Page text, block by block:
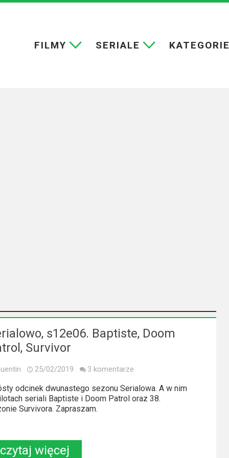
FILMY SERIALE
s12e06. Baptiste, Doom
Survivor
25/02/2019 3 komentarze
odcinek dwunastego sezonu Serialowa. A w nim
seriali Baptiste i Doom Patrol oraz 38.
Survivora. Zapraszam.
czytaj więcej